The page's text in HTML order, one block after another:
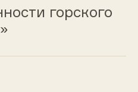
горского